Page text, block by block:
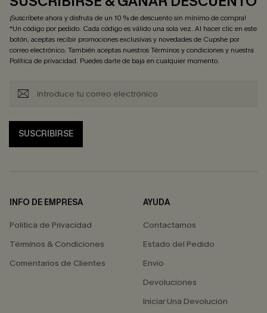
¡Suscríbete ahora y disfruta de un 10 % de descuento sin mínimo de compra!
*Un código por pedido. Cada código es válido una sola vez. Al hacer clic en este
botón, aceptas recibir promociones exclusivas y novedades de Cupshe por
correo electrónico. También aceptas nuestrosTérminos y condicionesy nuestra
Política de privacidad. Puedes darte de baja en cualquier momento.
SUSCRIBIRSE
INFO DE EMPRESA
Política de Privacidad
Términos & Condiciones
Comentarios de Clientes
AYUDA
Contactarnos
Estado del Pedido
Envío
Devoluciones
Iniciar Una Devolución